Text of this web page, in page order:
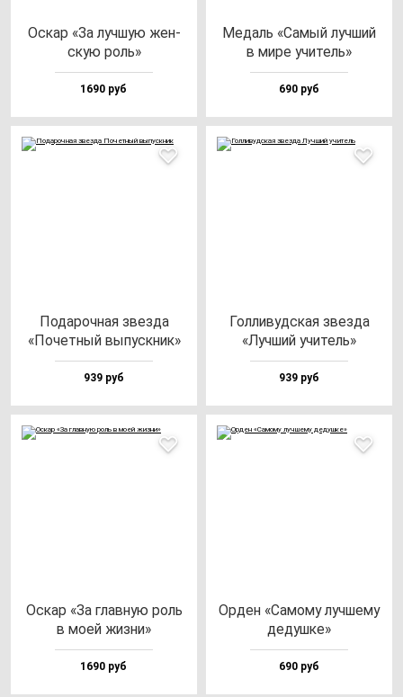
Оскар «За луч­шую жен­
скую роль»
1690 руб
Медаль «Самый луч­ший
в ми­ре учи­тель»
690 руб
Пода­роч­ная звез­да
«Почет­ный вы­пус­кник»
939 руб
Гол­ли­вуд­ская звез­да
«Луч­ший учи­тель»
939 руб
Оскар «За глав­ную роль
в моей жиз­ни»
1690 руб
Орден «Само­му луч­ше­му
де­душ­ке»
690 руб